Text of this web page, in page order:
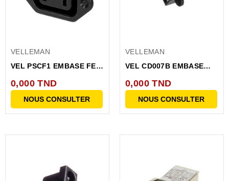
VELLEMAN
VEL PSCF1 EMBASE FEM
0,000 TND
NOUS CONSULTER
VELLEMAN
VEL CD007B EMBASE
2.5MM/5.5MM...
0,000 TND
NOUS CONSULTER